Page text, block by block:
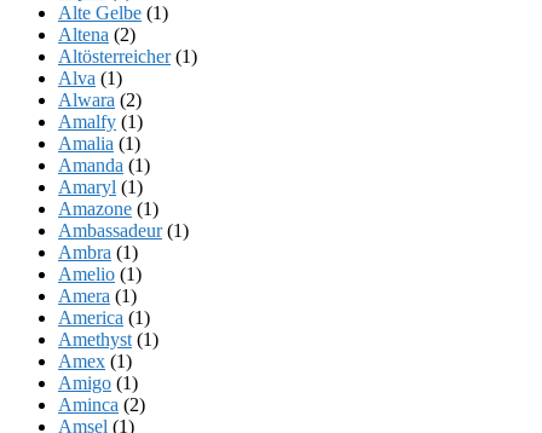
Alte Gelbe (1)
Altena (2)
Altösterreicher(1)
Alva (1)
Alwara (2)
Amalfy (1)
Amalia (1)
Amanda (1)
Amaryl (1)
Amazone (1)
Ambassadeur(1)
Ambra (1)
Amelio (1)
Amera (1)
America (1)
Amethyst (1)
Amex (1)
Amigo (1)
Aminca (2)
Amsel (1)